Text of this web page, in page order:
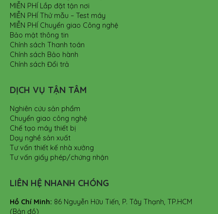
MIỄN PHÍ Lắp đặt tận nơi
MIỄN PHÍ Thử mẫu – Test máy
MIỄN PHÍ Chuyển giao Công nghệ
Bảo mật thông tin
Chính sách Thanh toán
Chính sách Bảo hành
Chính sách Đổi trả
DỊCH VỤ TẬN TÂM
Nghiên cứu sản phẩm
Chuyển giao công nghệ
Chế tạo máy thiết bị
Dạy nghề sản xuất
Tư vấn thiết kế nhà xưởng
Tư vấn giấy phép/chứng nhận
LIÊN HỆ NHANH CHÓNG
Hồ Chí Minh: 86 Nguyễn Hữu Tiến, P. Tây Thạnh, TP.HCM
(Bản đồ)